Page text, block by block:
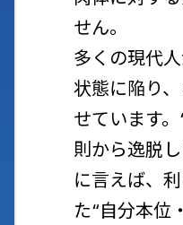
せん。
多くの現代
状態に陥り
せています
則から逸脱
に言えば、
た“自分本位